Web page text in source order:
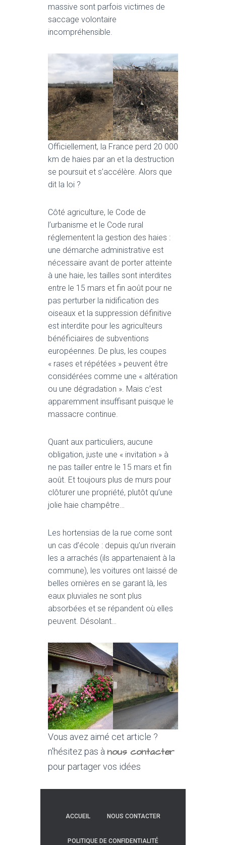
massive sont parfois victimes de
saccage volontaire
incompréhensible.
Officiellement, la France perd 20 000
km de haies par an et la destruction
se poursuit et s’accélère. Alors que
dit la loi ?
Côté agriculture, le Code de
l’urbanisme et le Code rural
réglementent la gestion des haies :
une démarche administrative est
nécessaire avant de porter atteinte
à une haie, les tailles sont interdites
entre le 15 mars et fin août pour ne
pas perturber la nidification des
oiseaux et la suppression définitive
est interdite pour les agriculteurs
bénéficiaires de subventions
européennes. De plus, les coupes
« rases et répétées » peuvent être
considérées comme une « altération
ou une dégradation ». Mais c’est
apparemment insuffisant puisque le
massacre continue.
Quant aux particuliers, aucune
obligation, juste une « invitation » à
ne pas tailler entre le 15 mars et fin
août. Et toujours plus de murs pour
clôturer une propriété, plutôt qu’une
jolie haie champêtre…
Les hortensias de la rue corne sont
un cas d’école : depuis qu’un riverain
les a arrachés (ils appartenaient à la
commune), les voitures ont laissé de
belles ornières en se garant là, les
eaux pluviales ne sont plus
absorbées et se répandent où elles
peuvent. Désolant…
Vous avez aimé cet article ?
n'hésitez pas à nous contacter
pour partager vos idées
ACCUEIL NOUS CONTACTER
POLITIQUE DE CONFIDENTIALITÉ